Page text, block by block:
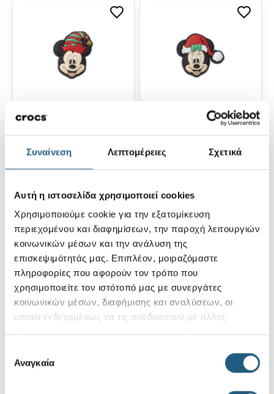
Συναίνεση Λεπτομέρειες Σχετικά
Αυτή η ιστοσελίδα χρησιμοποιεί cookies
Χρησιμοποιούμε cookie για την εξατομίκευση
περιεχομένου και διαφημίσεων, την παροχή λειτουργιών
κοινωνικών μέσων και την ανάλυση της
επισκεψιμότητάς μας. Επιπλέον, μοιραζόμαστε
πληροφορίες που αφορούν τον τρόπο που
χρησιμοποιείτε τον ιστότοπό μας με συνεργάτες
κοινωνικών μέσων, διαφήμισης και αναλύσεων, οι
οποίοι ενδεχομένως να τις συνδυάσουν με άλλες
των υπηρεσιών τους.
συγκατάθεσης
Αναγκαία
Mickey Minnie
Christmas 1
2,99 € (40%)
Mickey Minnie
Christmas 2
4,99 €
2,99 € (40%)
Easter Celebration 5
Pack
18,99 €
Rabbit Ear Set